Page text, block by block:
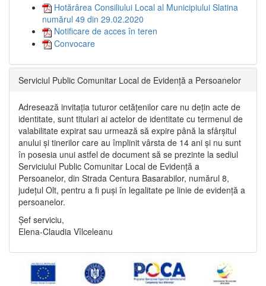
Hotărârea Consiliului Local al Municipiului Slatina
numărul 49 din 29.02.2020
Notificare de acces în teren
Convocare
Serviciul Public Comunitar Local de Evidență a Persoanelor
Adresează invitația tuturor cetățenilor care nu dețin acte de
identitate, sunt titulari ai actelor de identitate cu termenul de
valabilitate expirat sau urmează să expire până la sfârșitul
anului și tinerilor care au împlinit vârsta de 14 ani și nu sunt
în posesia unui astfel de document să se prezinte la sediul
Serviciului Public Comunitar Local de Evidență a
Persoanelor, din Strada Centura Basarabilor, numărul 8,
județul Olt, pentru a fi puși în legalitate pe linie de evidență a
persoanelor.
Șef serviciu,
Elena-Claudia Vîlceleanu